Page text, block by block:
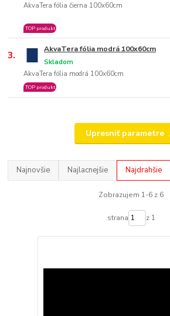
AkvaTera fólia čierna 100x60cm
TOP produkt
3. AkvaTera fólia modrá 100x60cm
AkvaTera fólia modrá 100x60cm
Skladom
TOP produkt
Upresniť parametre
Najnovšie Najlacnejšie Najdrahšie
Zobrazujem 1-6 z 6
strana z 1